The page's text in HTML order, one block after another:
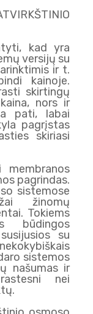
kad yra
versijų su
ir t.
kainoje.
skirtingų
nors ir
pati, labai
pagrįstas
skiriasi
pagrindas.
sistemose
žinomų
Tokiems
būdingos
su
sistemos
našumas ir
nei